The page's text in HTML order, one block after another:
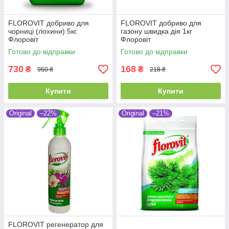
FLOROVIT добриво для
чорниці (лохини) 5кг.
Флоровіт
Готово до відправки
730 ₴ 950 ₴
Купити
FLOROVIT добриво для
газону швидка дія 1кг
Флоровіт
Готово до відправки
168 ₴ 218 ₴
Купити
Original –22%
FLOROVIT регенератор для
Original –21%